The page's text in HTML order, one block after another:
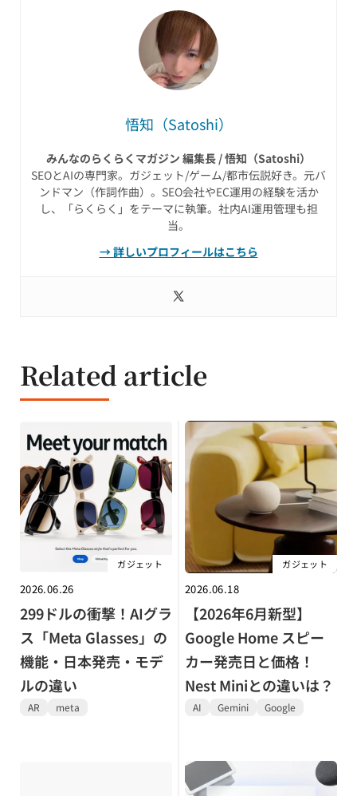
悟知（Satoshi）
みんなのらくらくマガジン 編集長 / 悟知（Satoshi）
SEOとAIの専門家。ガジェット/ゲーム/都市伝説好き。元バ
ンドマン（作詞作曲）。SEO会社やEC運用の経験を活か
し、「らくらく」をテーマに執筆。社内AI運用管理も担
当。
→ 詳しいプロフィールはこちら
Related article
ガジェット
2026.06.26
299ドルの衝撃！AIグラ
ス「Meta Glasses」の
機能・日本発売・モデ
ルの違い
AR meta
ガジェット
2026.06.18
【2026年6月新型】
Google Home スピー
カー発売日と価格！
Nest Miniとの違いは？
AI Gemini Google